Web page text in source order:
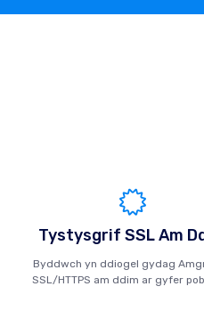
Tystysgrif SSL Am
Byddwch yn ddiogel gydag
SSL/HTTPS am ddim ar gyfer